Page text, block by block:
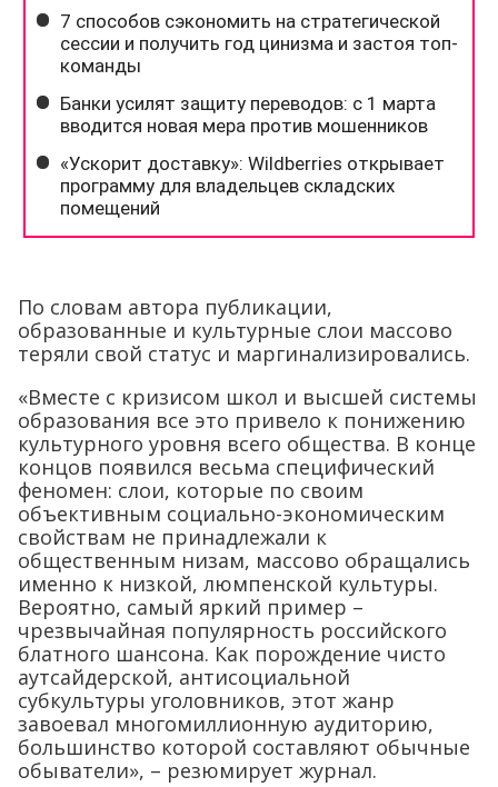
По словам автора публикации,
образованные и культурные слои массово
теряли свой статус и маргинализировались.
«Вместе с кризисом школ и высшей системы
образования все это привело к понижению
культурного уровня всего общества. В конце
концов появился весьма специфический
феномен: слои, которые по своим
объективным социально-экономическим
свойствам не принадлежали к
общественным низам, массово обращались
именно к низкой, люмпенской культуры.
Вероятно, самый яркий пример –
чрезвычайная популярность российского
блатного шансона. Как порождение чисто
аутсайдерской, антисоциальной
субкультуры уголовников, этот жанр
завоевал многомиллионную аудиторию,
большинство которой составляют обычные
обыватели», – резюмирует журнал.